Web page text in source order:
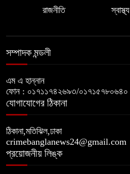
রাজনীতি
স্বাস্থ্য
সম্পাদক মন্ডলী
এম এ হান্নান
ফোন : ০১৭১১৭৪২৬৯৩/০১৭১৫৭৮০৬৪০
যোগাযোগের ঠিকানা
ঠিকানা,মতিঝিল,ঢাকা
crimebanglanews24@gmail.com
প্রয়োজনীয় লিঙ্ক